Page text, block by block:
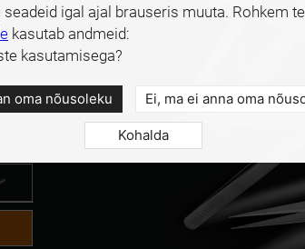
igal ajal brauseris muuta. Rohkem
kasutab andmeid:
kasutamisega?
oma nõusoleku Ei, ma ei anna oma
Kohalda